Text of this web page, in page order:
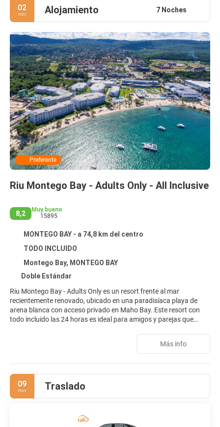
02
nov Alojamiento 7 Noches
Preferente
Riu Montego Bay - Adults Only - All Inclusive
8,2
Muy bueno
15895
MONTEGO BAY - a 74,8 km del centro
TODO INCLUIDO
Montego Bay, MONTEGO BAY
Doble Estándar
Riu Montego Bay - Adults Only es un resort frente al mar
recientemente renovado, ubicado en una paradisíaca playa de
arena blanca con acceso privado en Maho Bay. Este resort con
todo incluido las 24 horas es ideal para amigos y parejas que
vacaciones llenas de diversión en nuestro nuevo parque acuático
Splash. ¡Acceso gratuito garantizado! En los alrededores
Más info
09
nov Traslado